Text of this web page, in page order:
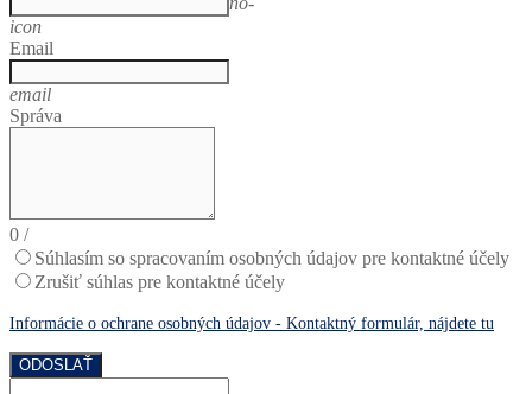
icon
Email
email
Správa
0 /
Súhlasím so spracovaním osobných údajov pre kontaktné účely
Zrušiť súhlas pre kontaktné účely
Informácie o ochrane osobných údajov - Kontaktný formulár, nájdete tu
ODOSLAŤ